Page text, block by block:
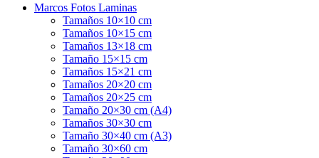
Marcos Fotos Laminas
Tamaños 10×10 cm
Tamaños 10×15 cm
Tamaños 13×18 cm
Tamaño 15×15 cm
Tamaños 15×21 cm
Tamaños 20×20 cm
Tamaños 20×25 cm
Tamaño 20×30 cm (A4)
Tamaños 30×30 cm
Tamaño 30×40 cm (A3)
Tamaño 30×60 cm